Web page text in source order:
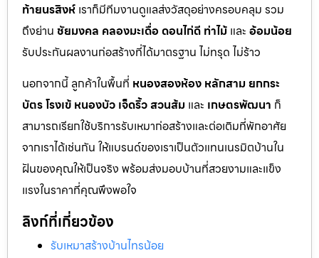
ท้ายนรสิงห์ เราก็มีทีมงานดูแลส่งวัสดุอย่างครอบคลุม รวม
ถึงย่าน ชัยมงคล คลองมะเดื่อ ดอนไก่ดี ท่าไม้ และ อ้อมน้อย
รับประกันผลงานก่อสร้างที่ได้มาตรฐาน ไม่ทรุด ไม่ร้าว
นอกจากนี้ ลูกค้าในพื้นที่ หนองสองห้อง หลักสามยกกระ
บัตรโรงเข้ หนองบัว เจ็ดริ้วสวนส้ม และ เกษตรพัฒนา ก็
สามารถเรียกใช้บริการรับเหมาก่อสร้างและต่อเติมที่พักอาศัย
จากเราได้เช่นกัน ให้แบรนด์ของเราเป็นตัวแทนเนรมิตบ้านใน
ฝันของคุณให้เป็นจริง พร้อมส่งมอบบ้านที่สวยงามและแข็ง
แรงในราคาที่คุณพึงพอใจ
ลิงก์ที่เกี่ยวข้อง
รับเหมาสร้างบ้านไทรน้อย